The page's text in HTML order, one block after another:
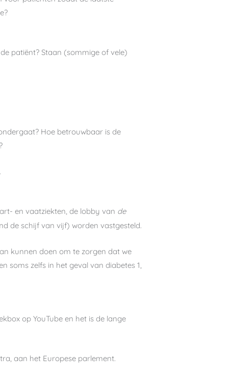
patiënt? Staan (sommige of vele)
Hoe betrouwbaar is de
en vaatziekten, de lobby van de
de schijf van vijf) worden vastgesteld.
kunnen doen om te zorgen dat we
soms zelfs in het geval van diabetes 1,
op YouTube en het is de lange
aan het Europese parlement.